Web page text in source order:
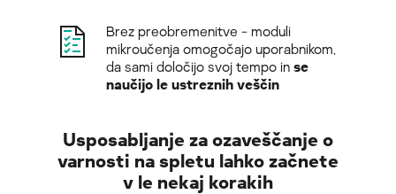
Brez preobremenitve - moduli
mikroučenja omogočajo uporabnikom,
da sami določijo svoj tempo in se
naučijo le ustreznih veščin
Usposabljanje za ozaveščanje o
varnosti na spletu lahko začnete
v le nekaj korakih